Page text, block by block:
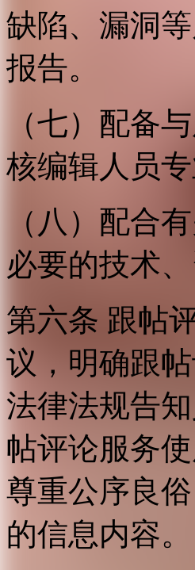
缺陷、漏洞
报告。
（七）配备
核编辑人员专
（八）配合
必要的技术
第六条 跟帖
议，明确跟
法律法规告
帖评论服务
尊重公序良
的信息内容。